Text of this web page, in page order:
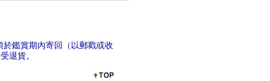
鑑賞期內寄回（以郵戳或收
退貨。